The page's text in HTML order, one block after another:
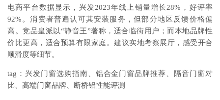
电商平台数据显示，兴发2023年线上销量增长28%，好评率
92%。消费者普遍认可其安装服务，但部分地区反馈价格偏
高。竞品皇派以“静音王”著称，适合临街用户；而本地品牌性
价比更高，适合预算有限家庭。建议实地考察展厅，感受开合
顺滑度等细节。
tag：兴发门窗选购指南、铝合金门窗品牌推荐、隔音门窗对
比、高端门窗品牌、断桥铝性能评测